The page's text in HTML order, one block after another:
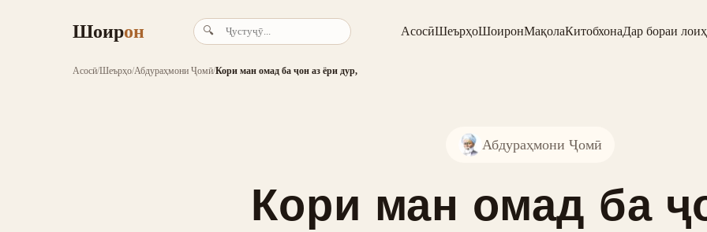
Шоирон 🔍 АсосӣШеърҳоШоиронМақолаКитобхонаДар бораи
Асосӣ/Шеърҳо/Абдураҳмони Ҷомӣ/Кори ман омад ба ҷон аз ёри дур,
Абдураҳмони Ҷомӣ
Кори ман омад ба